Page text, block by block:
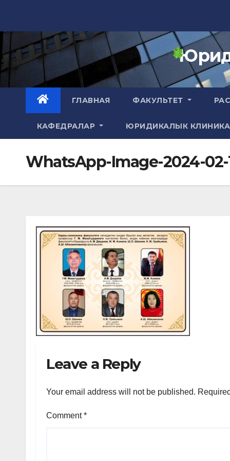
ГЛАВНАЯ ФАКУЛЬТЕТ
КАФЕДРАЛАР ЮРИДИКАЛЫК КЛИНИКА
WhatsApp-Image-2024-02-
Leave a Reply
Your email address will not be published.
Comment*